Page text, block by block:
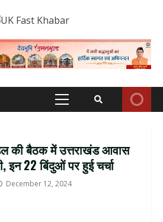
Primary
की बैठक में उत्तराखंड आवास
इन 22 बिंदुओं पर हुई चर्चा
December 12, 2024